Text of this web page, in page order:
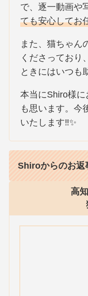
で、逐一動画や
ても安心してお
また、猫ちゃん
くださっており
ときにはいつ
本当にShiro様
も思います。今
いたします‼✨
Shiroからのお返
高